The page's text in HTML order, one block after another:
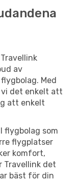
av
Med
det enkelt att
att enkelt
flygbolag som
flygplatser
komfort,
Travellink det
bäst för din